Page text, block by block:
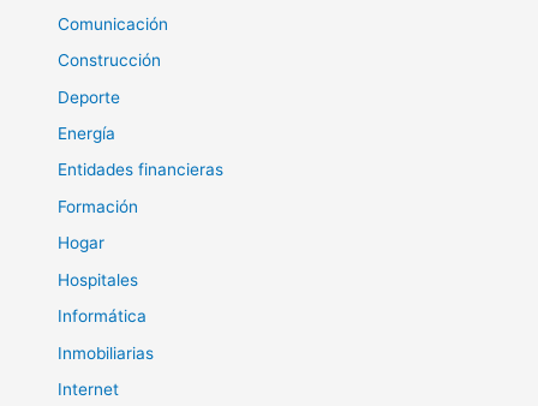
Comunicación
Construcción
Deporte
Energía
Entidades financieras
Formación
Hogar
Hospitales
Informática
Inmobiliarias
Internet